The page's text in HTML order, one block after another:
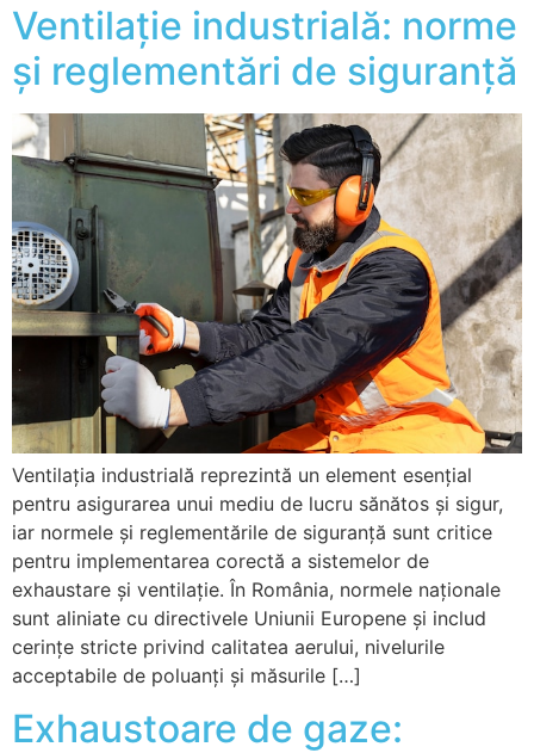
Ventilație industrială: norme
și reglementări de siguranță
Ventilația industrială reprezintă un element esențial
pentru asigurarea unui mediu de lucru sănătos și sigur,
iar normele și reglementările de siguranță sunt critice
pentru implementarea corectă a sistemelor de
exhaustare și ventilație. În România, normele naționale
sunt aliniate cu directivele Uniunii Europene și includ
cerințe stricte privind calitatea aerului, nivelurile
acceptabile de poluanți și măsurile […]
Exhaustoare de gaze: